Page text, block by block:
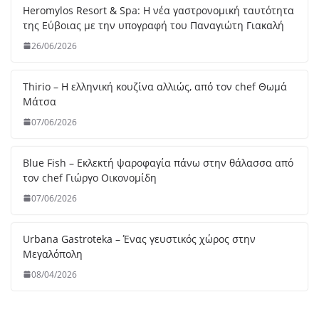
10
Beastalis στην Γλυφάδα – Premium κοπές για “proud
meat eaters”
Bologna – La Rossa, la Dotta e la Grassa
Melia: Σύγχρονη επτανησιακή γαστρονομία με φόντο το
απέραντο γαλάζιο του Ιονίου